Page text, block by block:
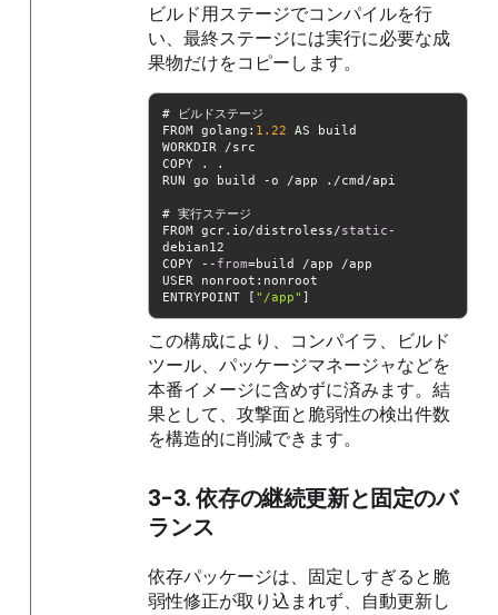
ビルド用ステージでコンパイルを行
い、最終ステージには実行に必要な成
果物だけをコピーします。
FROM golang: 1.22
FROM gcr.io/distroless/static -
COPY -- from
ENTRYPOINT [ "/app" ]
この構成により、コンパイラ、ビルド
ツール、パッケージマネージャなどを
本番イメージに含めずに済みます。結
果として、攻撃面と脆弱性の検出件数
を構造的に削減できます。
3-3. 依存の継続更新と固定のバ
ランス
依存パッケージは、固定しすぎると脆
弱性修正が取り込まれず、自動更新し